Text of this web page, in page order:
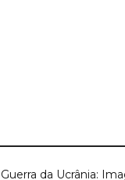
Guerra da Ucrânia: